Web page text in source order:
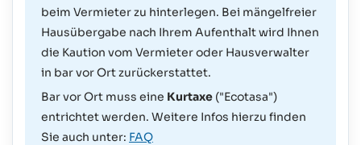
beim Vermieter zu hinterlegen. Bei mängelfreier
Hausübergabe nach Ihrem Aufenthalt wird Ihnen
die Kaution vom Vermieter oder Hausverwalter
in bar vor Ort zurückerstattet.
Bar vor Ort muss eine Kurtaxe ("Ecotasa")
entrichtet werden. Weitere Infos hierzu finden
Sie auch unter: FAQ